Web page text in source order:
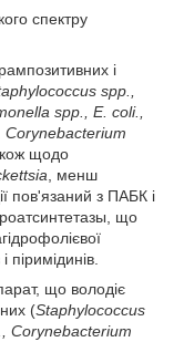
спектру
і
spp.,
spp., E. coli.,
щодо
, менш
пов'язаний з ПАБК і
що
піримідинів.
що володіє
(Staphylococcus
Corynebacterium